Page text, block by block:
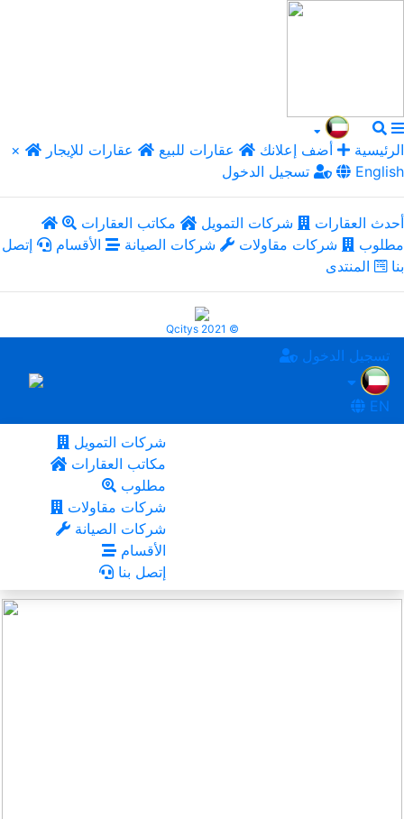
× الرئيسية أضف إعلانك عقارات للبيع
عقارات للإيجار
تسجيل الدخول
English
أحدث العقارات شركات التمويل
مكاتب العقارات
مطلوب
شركات مقاولات شركات الصيانة الأقسام
إتصل
بنا
المنتدى
Qcitys 2021 ©
تسجيل الدخول
EN
شركات التمويل
مكاتب العقارات
مطلوب
شركات مقاولات
شركات الصيانة
الأقسام
إتصل بنا